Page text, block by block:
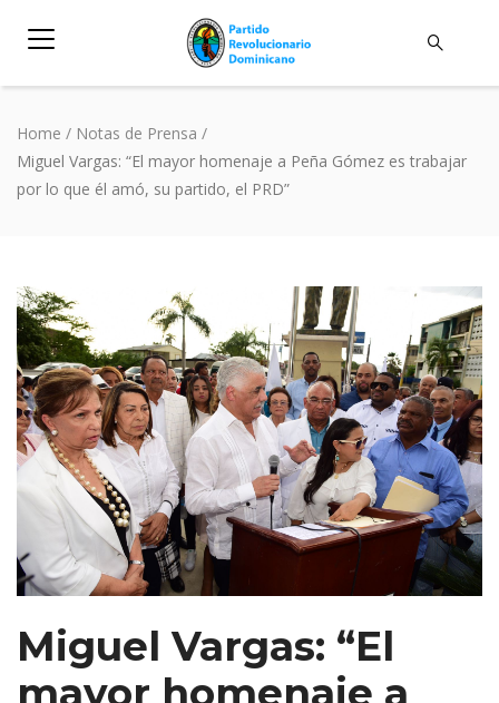
Home / Notas de Prensa /
Miguel Vargas: “El mayor homenaje a Peña Gómez es trabajar
por lo que él amó, su partido, el PRD”
Miguel Vargas: “El
mayor homenaje a